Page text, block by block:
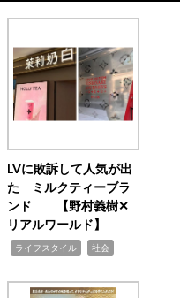
LVに敗訴して人気が出
た ミルクティーブラ
ンド 【野村義樹✕
リアルワールド】
ライフスタイル 社会